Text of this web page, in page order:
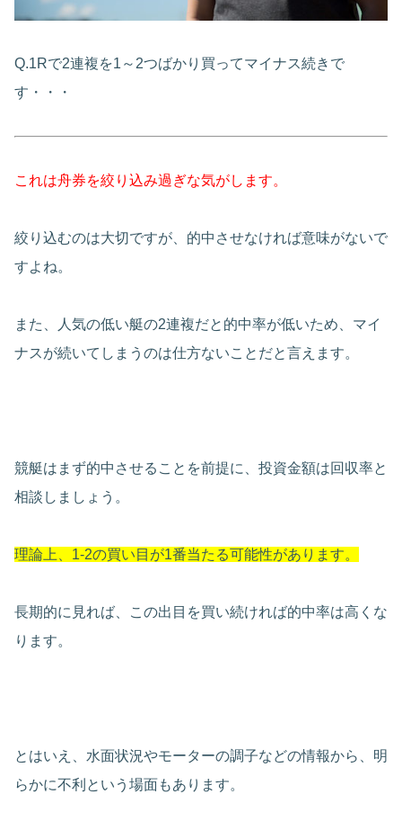
Q.1Rで2連複を1～2つばかり買ってマイナス続きで
す・・・
これは舟券を絞り込み過ぎな気がします。
絞り込むのは大切ですが、的中させなければ意味がないで
すよね。
また、人気の低い艇の2連複だと的中率が低いため、マイ
ナスが続いてしまうのは仕方ないことだと言えます。
競艇はまず的中させることを前提に、投資金額は回収率と
相談しましょう。
理論上、1-2の買い目が1番当たる可能性があります。
長期的に見れば、この出目を買い続ければ的中率は高くな
ります。
とはいえ、水面状況やモーターの調子などの情報から、明
らかに不利という場面もあります。